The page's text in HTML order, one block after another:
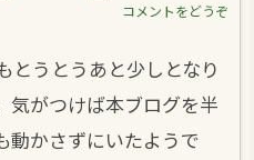
コメントをどうぞ
とうとうあと少しとなり
気がつけば本ブログを半
動かさずにいたようで